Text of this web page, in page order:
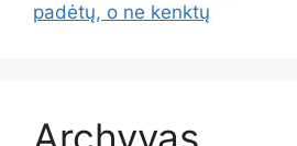
padėtų, o ne kenktų